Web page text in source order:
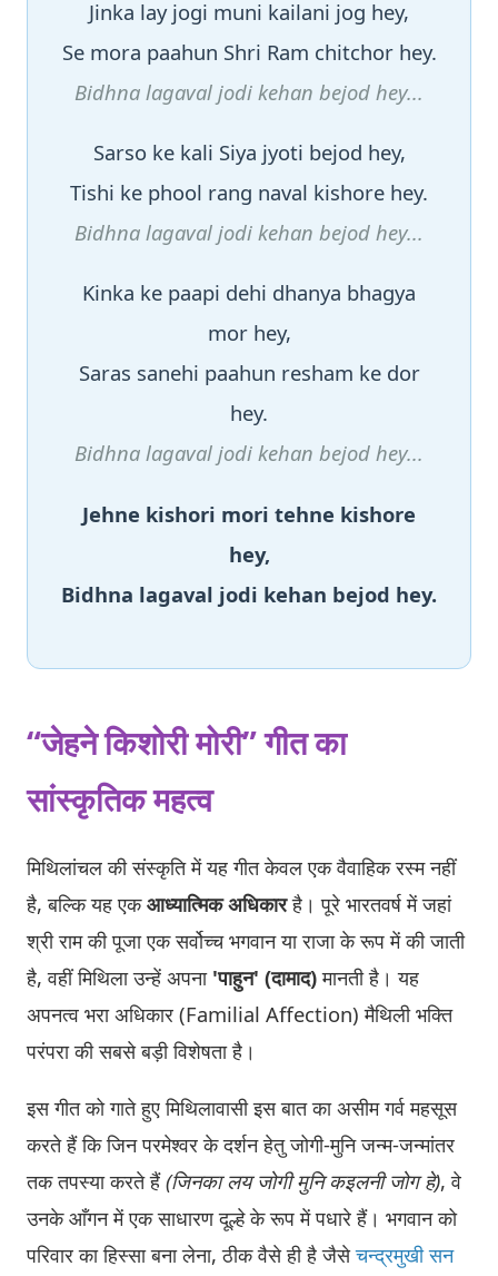
Jinka lay jogi muni kailani jog hey,
Se mora paahun Shri Ram chitchor hey.
Bidhna lagaval jodi kehan bejod hey...
Sarso ke kali Siya jyoti bejod hey,
Tishi ke phool rang naval kishore hey.
Bidhna lagaval jodi kehan bejod hey...
Kinka ke paapi dehi dhanya bhagya
mor hey,
Saras sanehi paahun resham ke dor
hey.
Bidhna lagaval jodi kehan bejod hey...
Jehne kishori mori tehne kishore
hey,
Bidhna lagaval jodi kehan bejod hey.
“जेहने किशोरी मोरी” गीत का
सांस्कृतिक महत्व
मिथिलांचल की संस्कृति में यह गीत केवल एक वैवाहिक रस्म नहीं
है, बल्कि यह एकआध्यात्मिक अधिकारहै। पूरे भारतवर्ष में जहां
श्री राम की पूजा एक सर्वोच्च भगवान या राजा के रूप में की जाती
है, वहीं मिथिला उन्हें अपना 'पाहुन' (दामाद)मानती है। यह
अपनत्व भरा अधिकार (Familial Affection) मैथिली भक्ति
परंपरा की सबसे बड़ी विशेषता है।
इस गीत को गाते हुए मिथिलावासी इस बात का असीम गर्व महसूस
करते हैं कि जिन परमेश्वर के दर्शन हेतु जोगी-मुनि जन्म-जन्मांतर
तक तपस्या करते हैं(जिनका लय जोगी मुनि कइलनी जोग हे), वे
उनके आँगन में एक साधारण दूल्हे के रूप में पधारे हैं। भगवान को
परिवार का हिस्सा बना लेना, ठीक वैसे ही है जैसेचन्द्रमुखी सन